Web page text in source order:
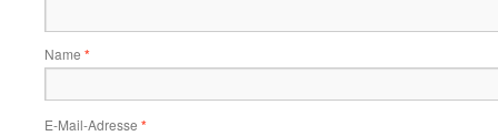
Name *
E-Mail-Adresse *